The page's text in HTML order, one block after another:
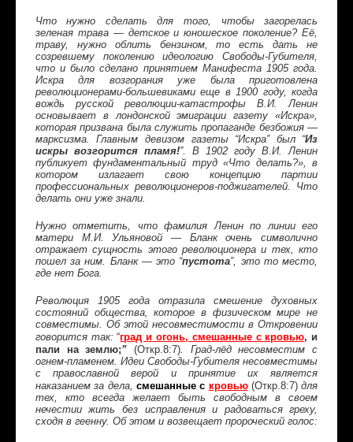
Что нужно сделать для того, чтобы загорелась
зеленая трава — детское и юношеское поколение? Её,
траву, нужно облить бензином, то есть дать не
созревшему поколению идеологию Свободы-Губителя,
что и было сделано принятием Манифеста 1905 года.
Искра для возгорания уже была приготовлена
революционерами-большевиками еще в 1900 году, когда
вождь русской революции-катастрофы В.И. Ленин
основывает в лондонской эмиграции газету «Искра»,
которая призвана была служить пропаганде безбожия —
марксизма. Главным девизом газеты “Искра” был “Из
искры возгорится пламя!”. В 1902 году В.И. Ленин
публикует фундаментальный труд «Что делать?», в
котором излагает свою концепцию партии
профессиональных революционеров-поджигателей. Что
делать они уже знали.
Нужно отметить, что фамилия Ленин по линии его
матери М.И. Ульяновой — Бланк очень символично
отражает сущность этого революционера и тех, кто
пошел за ним. Бланк — это “пустота”, это то место,
где нет Бога.
Революция 1905 года отразила смешение духовных
состояний общества, которое в физическом мире не
совместимы. Об этой несовместимости в Откровении
говорится так:“град и огонь, смешанные с кровью, и
пали на землю;” (Откр.8:7) . Град-лёд несовместим с
огнем-пламенем. Идеи Свободы-Губителя несовместимы
с православной верой и принятие их является
наказанием за дела, смешанные с кровью (Откр.8:7) для
тех, кто всегда желает быть свободным в своем
нечестии жить без исправления и радоваться греху,
сходя в геенну. Об этом и возвещает пророческий голос: